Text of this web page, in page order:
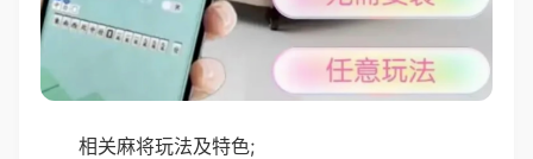
相关麻将玩法及特色;